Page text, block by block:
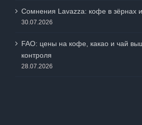
30.07.2026
контроля
28.07.2026